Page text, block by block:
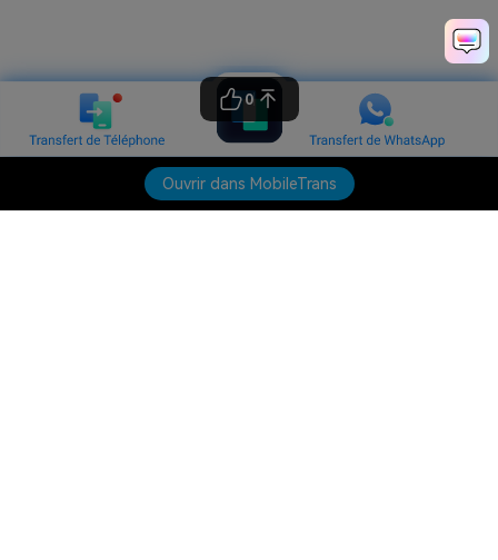
Ouvrir dans MobileTrans
0